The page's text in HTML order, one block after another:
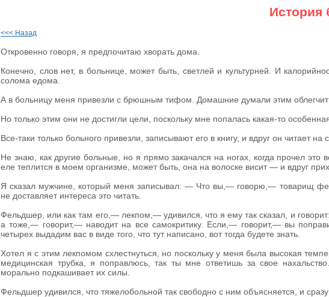
История
<<< Назад
Откровенно говоря, я предпочитаю хворать дома.
Конечно, слов нет, в больнице, может быть, светлей и культурней. И
солома едома.
А в больницу меня привезли с брюшным тифом. Домашние думали этим
Но только этим они не достигли цели, поскольку мне попалась какая-то
Все-таки только больного привезли, записывают его в книгу, и вдруг он читает
Не знаю, как другие больные, но я прямо закачался на ногах, когда прочел
еле теплится в моем организме, может быть, она на волоске висит — и вдруг
Я сказал мужчине, который меня записывал: — Что вы,— говорю,— товарищ
не доставляет интереса это читать.
Фельдшер, или как там его,— лекпом,— удивился, что я ему так сказал, и
а тоже,— говорит,— наводит на все самокритику. Если,— говорит,— вы
четырех выдадим вас в виде того, что тут написано, вот тогда будете знать.
Хотел я с этим лекпомом схлестнуться, но поскольку у меня была высокая
медицинская трубка, я поправлюсь, так ты мне ответишь за свое
морально подкашивает их силы.
Фельдшер удивился, что тяжелобольной так свободно с ним объясняется, и сразу